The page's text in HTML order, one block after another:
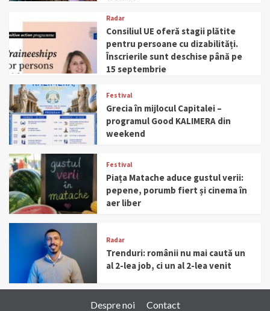
Radar
Consiliul UE oferă stagii plătite
pentru persoane cu dizabilități.
Înscrierile sunt deschise până pe
15 septembrie
Festival
Grecia în mijlocul Capitalei –
programul Good KALIMERA din
weekend
Festival
Piața Matache aduce gustul verii:
pepene, porumb fiert și cinema în
aer liber
Radar
Trenduri: românii nu mai caută un
al 2-lea job, ci un al 2-lea venit
Despre noi Contact